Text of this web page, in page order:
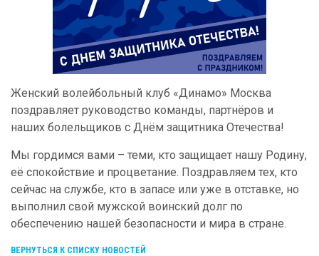
Женский волейбольный клуб «Динамо» Москва
поздравляет руководство команды, партнёров и
наших болельщиков с Днём защитника Отечества!
Мы гордимся вами – теми, кто защищает нашу Родину,
её спокойствие и процветание. Поздравляем тех, кто
сейчас на службе, кто в запасе или уже в отставке, но
выполнил свой мужской воинский долг по
обеспечению нашей безопасности и мира в стране.
ВЕРНУТЬСЯ К СПИСКУ НОВОСТЕЙ